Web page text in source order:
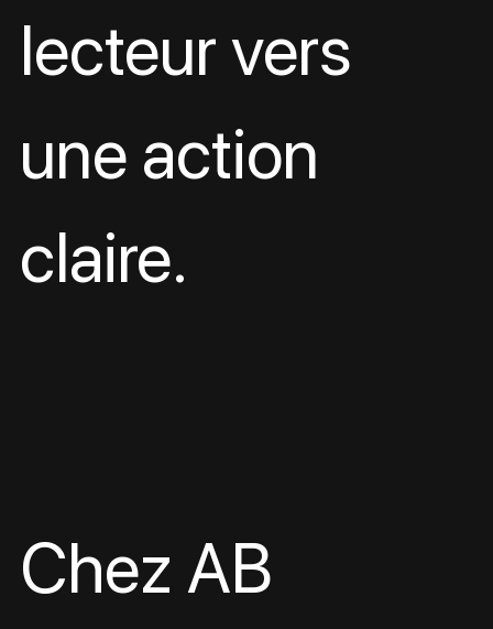
lecteur vers
une action
claire.
Chez AB